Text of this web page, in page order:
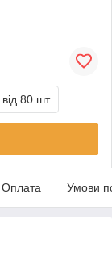
від 80 шт.
Оплата Умови